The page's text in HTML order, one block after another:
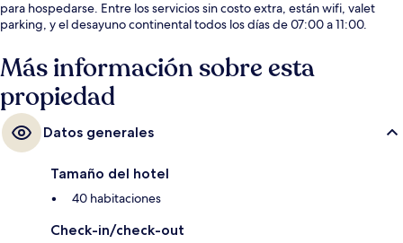
para hospedarse. Entre los servicios sin costo extra, están wifi, valet
parking, y el desayuno continental todos los días de 07:00 a 11:00.
Más información sobre esta
propiedad
Datos generales
Tamaño del hotel
40 habitaciones
Check-in/check-out